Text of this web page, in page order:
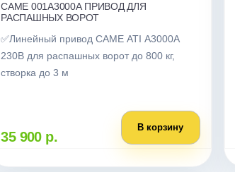
CAME 001A3000A ПРИВОД ДЛЯ
РАСПАШНЫХ ВОРОТ
✅Линейный привод CAME ATI A3000A
230В для распашных ворот до 800 кг,
створка до 3 м
35 900 р.
В корзину